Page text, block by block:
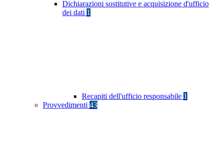
Dichiarazioni sostitutive e acquisizione d'ufficio
dei dati 1
Recapiti dell'ufficio responsabile 1
Provvedimenti 43